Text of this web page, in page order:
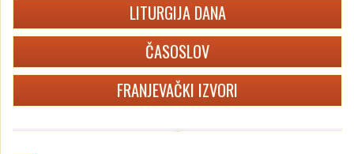
LITURGIJA DANA
ČASOSLOV
FRANJEVAČKI IZVORI